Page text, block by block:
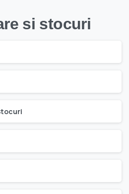
si stocuri